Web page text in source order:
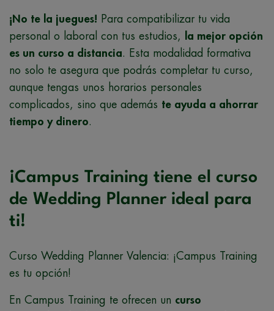
¡No te la juegues! Para compatibilizar tu vida
personal o laboral con tus estudios,
la mejor opción
es un curso a distancia. Esta modalidad formativa
no solo te asegura que podrás completar tu curso,
aunque tengas unos horarios personales
complicados, sino que además te ayuda a ahorrar
tiempo y dinero.
¡Campus Training tiene el curso
de Wedding Planner ideal para
ti!
Curso Wedding Planner Valencia: ¡Campus Training
es tu opción!
En Campus Training te ofrecen un curso